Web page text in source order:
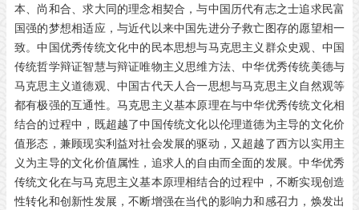
本、尚和合、求大同的理念相契合，与中国历代有志之士追求民富
国强的梦想相适应，与近代以来中国先进分子救亡图存的愿望相一
致。中国优秀传统文化中的民本思想与马克思主义群众史观、中国
传统哲学辩证智慧与辩证唯物主义思维方法、中华优秀传统美德与
马克思主义道德观、中国古代天人合一思想与马克思主义自然观等
都有极强的互通性。马克思主义基本原理在与中华优秀传统文化相
结合的过程中，既超越了中国传统文化以伦理道德为主导的文化价
值形态，兼顾现实利益对社会发展的驱动，又超越了西方以实用主
义为主导的文化价值属性，追求人的自由而全面的发展。中华优秀
传统文化在与马克思主义基本原理相结合的过程中，不断实现创造
性转化和创新性发展，不断增强在当代的影响力和感召力，焕发出